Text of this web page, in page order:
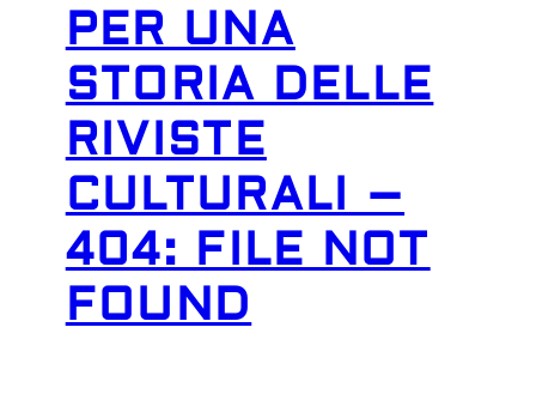
PER UNA
STORIA DELLE
RIVISTE
CULTURALI –
404: FILE NOT
FOUND